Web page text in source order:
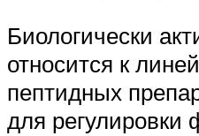
Биологически
относится к
пептидных
для регулировки